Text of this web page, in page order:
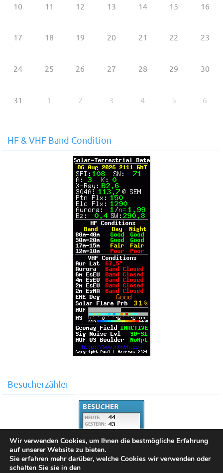
10 11 12 13 14 15 16
17 18 19 20 21 22 23
24 25 26 27 28 29 30
31 1 2 3 4 5 6
HF & VHF Band Condition
Besucherzähler
Wir verwenden Cookies, um Ihnen die bestmögliche Erfahrung
auf unserer Website zu bieten.
Sie erfahren mehr darüber, welche Cookies wir verwenden oder
schalten Sie sie in den